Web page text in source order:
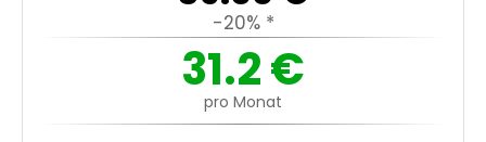
-20% *
31.2€
pro Monat